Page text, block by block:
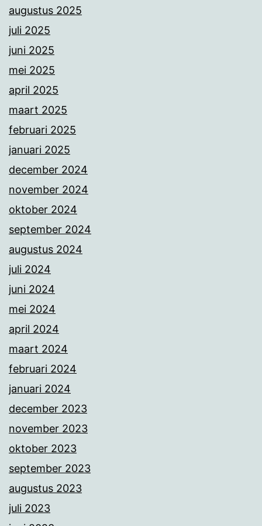
augustus 2025
juli 2025
juni 2025
mei 2025
april 2025
maart 2025
februari 2025
januari 2025
december 2024
november 2024
oktober 2024
september 2024
augustus 2024
juli 2024
juni 2024
mei 2024
april 2024
maart 2024
februari 2024
januari 2024
december 2023
november 2023
oktober 2023
september 2023
augustus 2023
juli 2023